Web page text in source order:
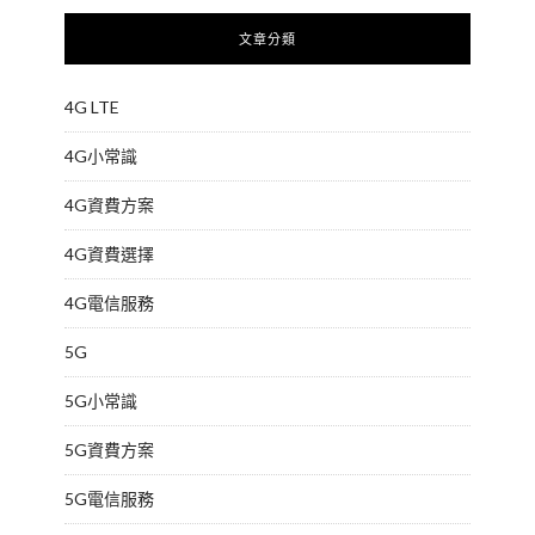
文章分類
4G LTE
4G小常識
4G資費方案
4G資費選擇
4G電信服務
5G
5G小常識
5G資費方案
5G電信服務